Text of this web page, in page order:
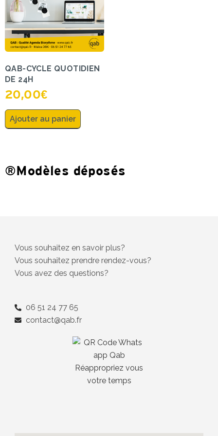
QAB-CYCLE QUOTIDIEN
DE 24H
20,00€
Ajouter au panier
®Modèles déposés
Vous souhaitez en savoir plus?
Vous souhaitez prendre rendez-vous?
Vous avez des questions?
06 51 24 77 65
contact@qab.fr